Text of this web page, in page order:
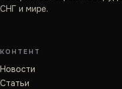
СНГ и мире.
КОНТЕНТ
Новости
Статьи